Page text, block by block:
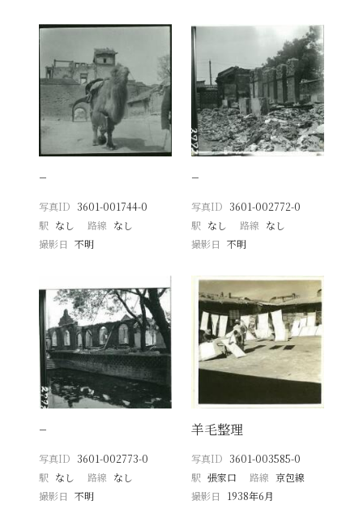
−
写真ID 3601-001744-0
駅 なし 路線 なし
撮影日
不明
−
写真ID 3601-002772-0
駅 なし 路線 なし
撮影日 不明
−
写真ID 3601-002773-0
駅 なし 路線 なし
撮影日
不明
羊毛整理
写真ID 3601-003585-0
駅 張家口 路線 京包線
撮影日
1938年6月